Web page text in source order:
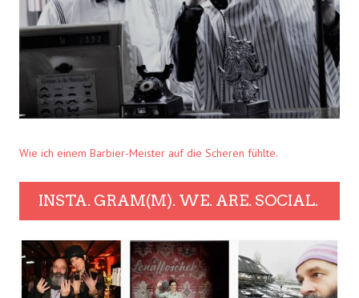
Wie ich einem Barbier-Meister auf die Scheren fühlte.
INSTA. GRAM(M). WE. ARE. SOCIAL.